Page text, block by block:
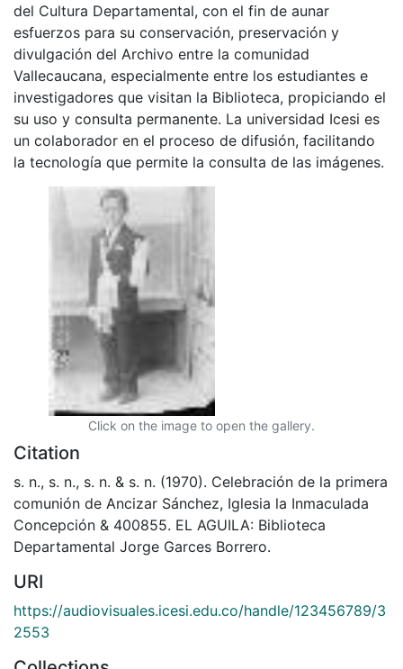
del Cultura Departamental, con el fin de aunar
esfuerzos para su conservación, preservación y
divulgación del Archivo entre la comunidad
Vallecaucana, especialmente entre los estudiantes e
investigadores que visitan la Biblioteca, propiciando el
su uso y consulta permanente. La universidad Icesi es
un colaborador en el proceso de difusión, facilitando
la tecnología que permite la consulta de las imágenes.
Click on the image to open the gallery.
Citation
s. n., s. n., s. n. & s. n. (1970). Celebración de la primera
comunión de Ancizar Sánchez, Iglesia la Inmaculada
Concepción & 400855. EL AGUILA: Biblioteca
Departamental Jorge Garces Borrero.
URI
https://audiovisuales.icesi.edu.co/handle/123456789/3
2553